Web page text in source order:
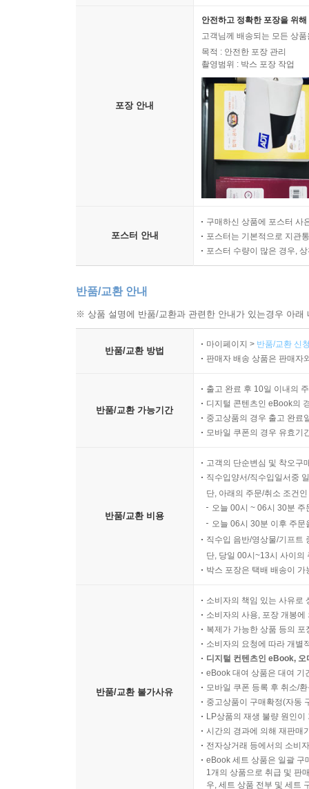
포장 안내
안전하고 정확한 포장을 위
고객님께 배송되는 모든 상
목적 : 안전한 포장 관리
촬영범위 : 박스 포장 작업
포스터 안내
구매하신 상품에 포스터 사
포스터는 기본적으로 지관
포스터 수량이 많은 경우,
반품/교환 안내
※ 상품 설명에 반품/교환과 관련한 안내가 있는경우 아
반품/교환 방법
마이페이지 > 반품/교환 신
판매자 배송 상품은 판매자
반품/교환 가능기간
출고 완료 후 10일 이내의
디지털 콘텐츠인 eBook의
중고상품의 경우 출고 완료
모바일 쿠폰의 경우 유효기
반품/교환 비용
고객의 단순변심 및 착오구
직수입양서/직수입일서중
단, 아래의 주문/취소 조건
오늘 00시 ~ 06시 30분
오늘 06시 30분 이후 주
직수입 음반/영상물/기프트
단, 당일 00시~13시 사이의
박스 포장은 택배 배송이
반품/교환 불가사유
소비자의 책임 있는 사유로
소비자의 사용, 포장 개봉
복제가 가능한 상품 등의
소비자의 요청에 따라 개별
디지털 컨텐츠인 eBook,
eBook 대여 상품은 대여 기
모바일 쿠폰 등록 후 취소/
중고상품이 구매확정(자동
LP상품의 재생 불량 원인
시간의 경과에 의해 재판매
전자상거래 등에서의 소비
eBook 세트 상품은 일괄 구
1개의 상품으로 취급 및 판
우, 세트 상품 전부 및 세트